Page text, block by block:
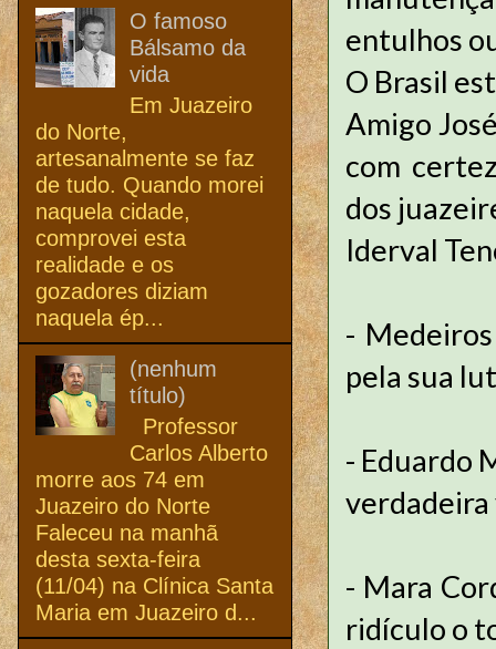
entulhos
O Brasil
Amigo
com
dos
Iderval
-
pela sua
- Eduardo
verdadeira
- Mara
ridículo o
O famoso
Bálsamo da
vida
Em Juazeiro
do Norte,
artesanalmente se faz
de tudo. Quando morei
naquela cidade,
comprovei esta
realidade e os
gozadores diziam
naquela ép...
(nenhum
título)
Professor
Carlos Alberto
morre aos 74 em
Juazeiro do Norte
Faleceu na manhã
desta sexta-feira
(11/04) na Clínica Santa
Maria em Juazeiro d...